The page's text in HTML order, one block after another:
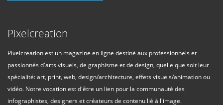
Pixelcreation
Pixelcreation est un magazine en ligne destiné aux professionnels et
passionnés d'arts visuels, de graphisme et de design, quelle que soit leur
spécialité: art, print, web, design/architecture, effets visuels/animation ou
vidéo. Notre vocation est d'être un lien pour la communauté des
infographistes, designers et créateurs de contenu lié à l'image.